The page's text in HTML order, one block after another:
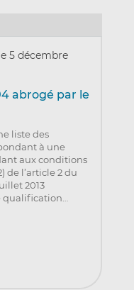
5 décembre
abrogé par le
liste des
à une
aux conditions
de l’article 2 du
2013
qualification…